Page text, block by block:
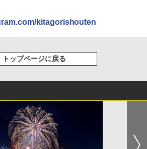
kitagorishouten
トップページに戻る